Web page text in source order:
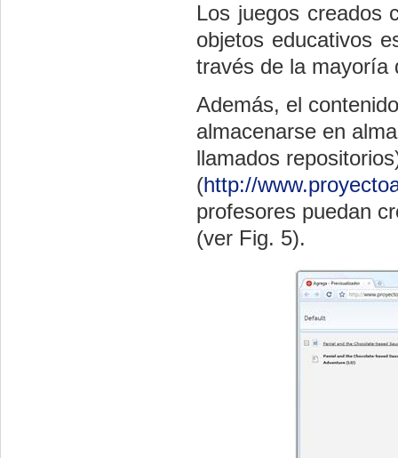
Los juegos creados
objetos educativos
través de la mayoría
Además, el
almacenarse en
llamados
(http://
profesores puedan
(ver Fig. 5).